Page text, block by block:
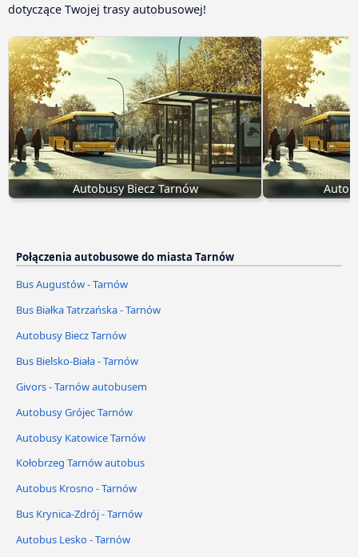
dotyczące Twojej trasy autobusowej!
Autobusy Biecz Tarnów
Połączenia autobusowe do miasta Tarnów
Bus Augustów - Tarnów
Bus Białka Tatrzańska - Tarnów
Autobusy Biecz Tarnów
Bus Bielsko-Biała - Tarnów
Givors - Tarnów autobusem
Autobusy Grójec Tarnów
Autobusy Katowice Tarnów
Kołobrzeg Tarnów autobus
Autobus Krosno - Tarnów
Bus Krynica-Zdrój - Tarnów
Autobus Lesko - Tarnów